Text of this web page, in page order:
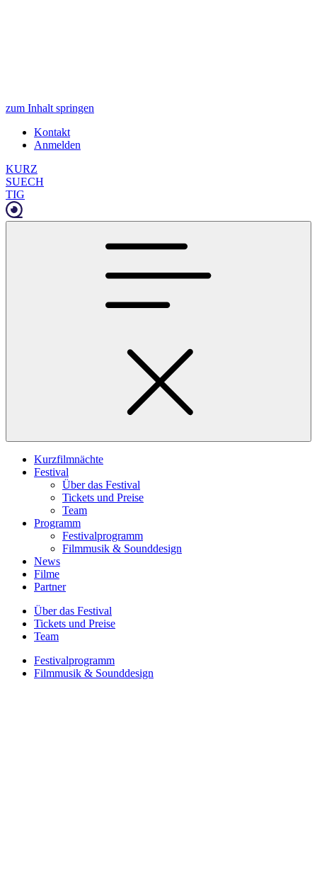
zum Inhalt springen
Kontakt
Anmelden
KURZ
SUECH
TIG
Kurzfilmnächte
Festival
Über das Festival
Tickets und Preise
Team
Programm
Festivalprogramm
Filmmusik & Sounddesign
News
Filme
Partner
Über das Festival
Tickets und Preise
Team
Festivalprogramm
Filmmusik & Sounddesign